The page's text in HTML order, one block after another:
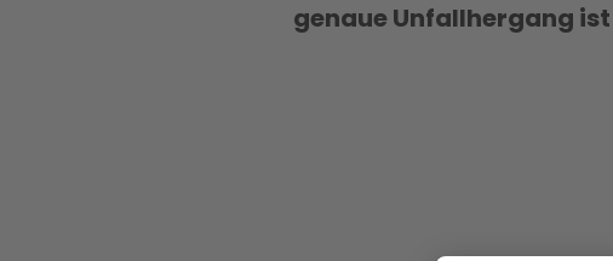
genaue Unfallhergang